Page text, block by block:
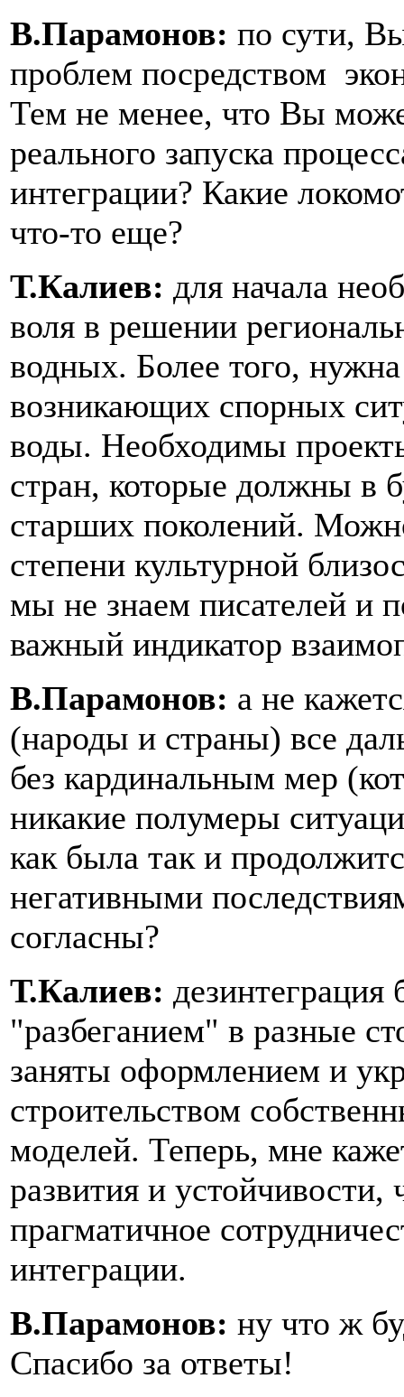
В.Парамонов: по сути,
проблем посредством
Тем не менее, что Вы
реального запуска
интеграции? Какие
что-то еще?
Т.Калиев: для начала
воля в решении
водных. Более того,
возникающих спорных
воды. Необходимы
стран, которые должны в
старших поколений.
степени культурной
мы не знаем писателей и
важный индикатор
В.Парамонов: а не
(народы и страны) все
без кардинальным мер
никакие полумеры
как была так и
негативными
согласны?
Т.Калиев:
"разбеганием" в разные
заняты оформлением и
строительством
моделей. Теперь, мне
развития и устойчивости,
прагматичное
интеграции.
В.Парамонов: ну что ж
Спасибо за ответы!